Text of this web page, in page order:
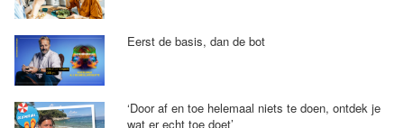
Eerst de basis, dan de bot
‘Door af en toe helemaal niets te doen, ontdek je
wat er echt toe doet’